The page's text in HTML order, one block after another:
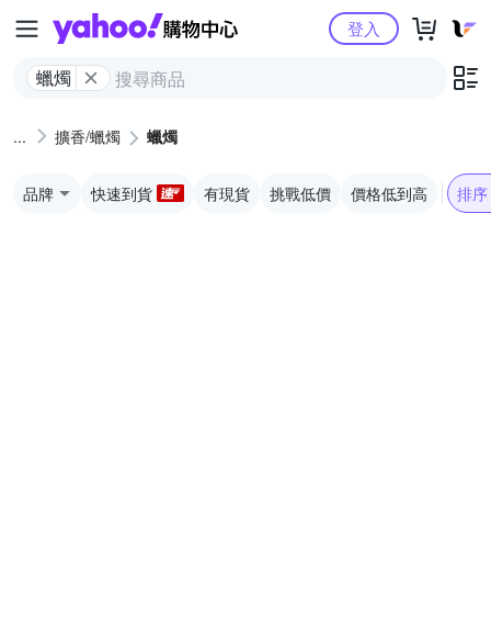
Yahoo購物中心
蠟燭
登入
擴香/蠟燭 蠟燭
品牌 快速到貨 有現貨 挑戰低價 價格低到高 排序